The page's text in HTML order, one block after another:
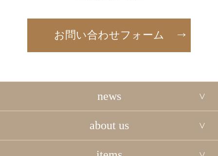
お問い合わせフォーム
news
about us